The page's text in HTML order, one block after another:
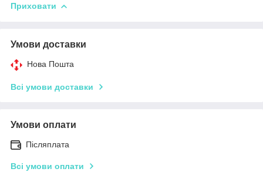
Приховати
Умови доставки
Нова Пошта
Всі умови доставки
Умови оплати
Післяплата
Всі умови оплати